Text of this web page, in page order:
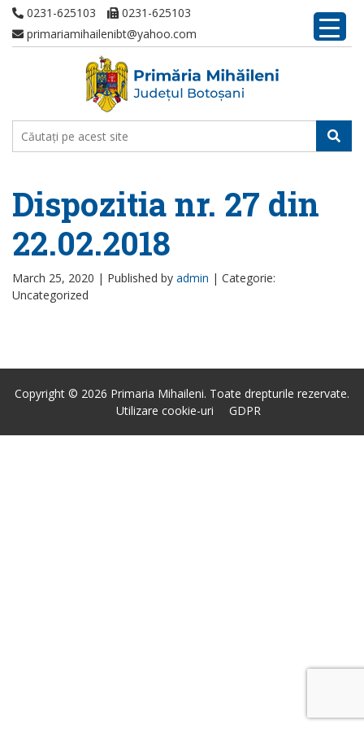
0231-625103
0231-625103
primariamihailenibt@yahoo.com
Dispozitia nr. 27 din
22.02.2018
March 25, 2020 | Published by admin | Categorie:
Uncategorized
Copyright © 2026 Primaria Mihaileni. Toate drepturile rezervate.
Utilizare cookie-uri
GDPR